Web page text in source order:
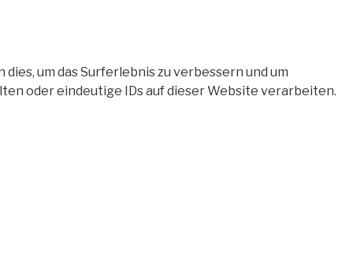
um das Surferlebnis zu verbessern und um
oder eindeutige IDs auf dieser Website verarbeiten.